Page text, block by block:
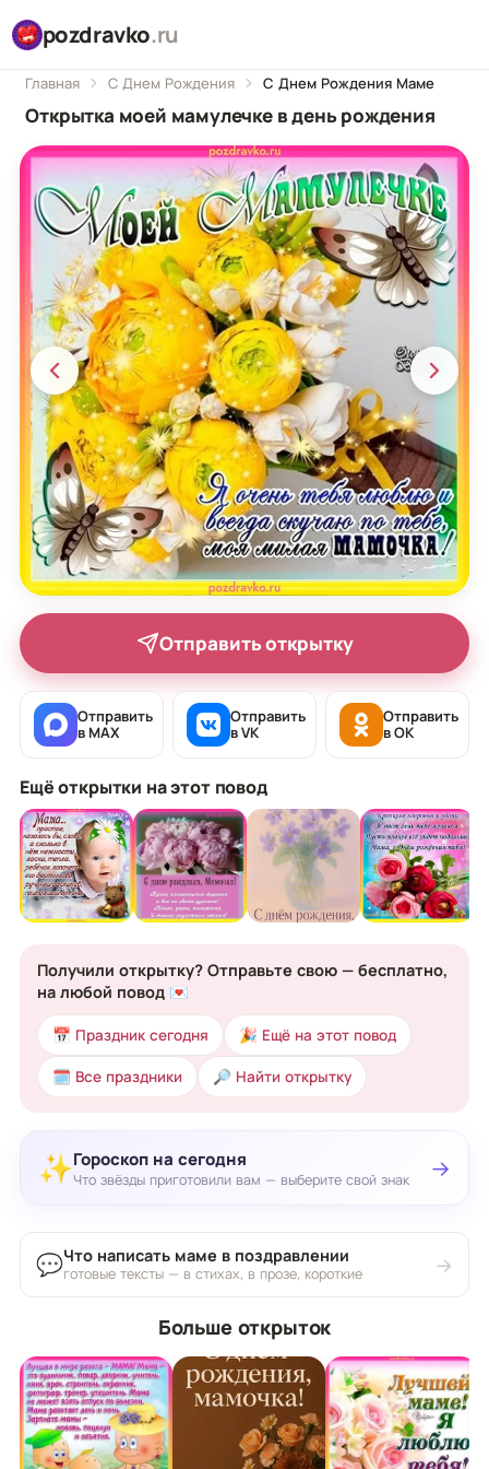
pozdravko.ru
Главная С Днем Рождения С Днем Рождения Маме
Открытка моей мамулечке в день рождения
Отправить открытку
Отправить
в MAX
Отправить
в VK
Отправить
в OK
Ещё открытки на этот повод
Получили открытку? Отправьте свою — бесплатно,
на любой повод 💌
📅 Праздник сегодня 🎉 Ещё на этот повод
🗓 Все праздники 🔎 Найти открытку
✨Гороскоп на сегодня
Что звёзды приготовили вам — выберите свой знак →
💬Что написать маме в поздравлении
готовые тексты — в стихах, в прозе, короткие →
Больше открыток